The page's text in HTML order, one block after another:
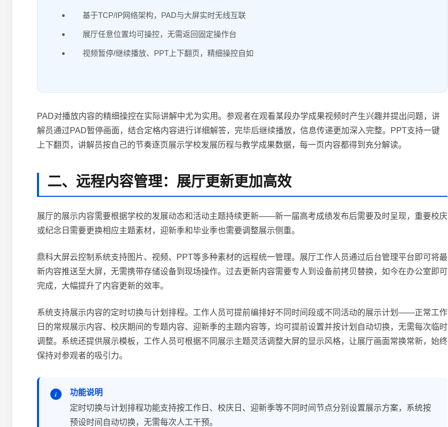
基于TCP/IP网络架构，PAD与大屏实时无线互联
展厅任意位置均可操控，无需返回固定操作台
视频暂停/继续播放、PPT上下翻页，精细操控自如
PAD对播放内容的精细操控在实际讲解中尤为实用。参观者在观看某段办学成果视频时产生兴趣并提出问题，讲
解员通过PAD暂停画面，结合定格内容进行详细解答，完毕后继续播放，信息传递更加深入完整。PPT支持一键
上下翻页，讲解员按自己的节奏逐页展示学校发展历程与教学成果数据，每一页内容都得到充分解读。
二、远程内容管理：展厅更新更加高效
展厅的展示内容需要根据学校的发展动态和活动主题持续更新——新一届高考成绩发布后需要及时呈现，重要校庆
或纪念日需要更换相应主题素材，迎新季和毕业季也需要调整展示侧重。
鼎科大屏云控制系统支持图片、视频、PPT等多种素材的远程统一管理。展厅工作人员通过后台管理平台即可将最
新内容推送至大屏，无需携带存储设备到现场操作。过去更新内容需要专人到设备前拷贝替换，如今在办公室即可
完成，大幅提升了内容更新的效率。
系统支持展示内容的定时切换与计划排程。工作人员可提前编排好不同时间段或不同活动的展示计划——正常工作
日的常规展示内容、校庆期间的专题内容、迎新季的主题内容等，均可提前设置并按计划自动切换，无需每次临时
调整。系统还提供展示模板，工作人员可根据不同展示主题灵活调整大屏的显示风格，让展厅画面常换常新，始终
保持对参观者的吸引力。
功能说明
定时切换与计划排程功能支持按工作日、校庆日、迎新季等不同时间节点分别设置展示方案，系统按
预设时间自动切换，无需每次人工干预。